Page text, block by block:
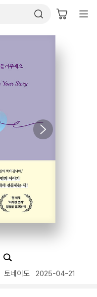
토네이도 2025-04-21